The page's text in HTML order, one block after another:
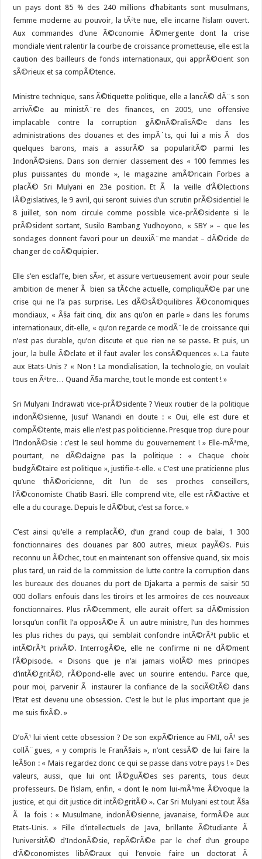
un pays dont 85 % des 240 millions d’habitants sont musulmans,
femme moderne au pouvoir, la tÃªte nue, elle incarne l’islam ouvert.
Aux commandes d’une Ã©conomie Ã©mergente dont la crise
mondiale vient ralentir la courbe de croissance prometteuse, elle est la
caution des bailleurs de fonds internationaux, qui apprÃ©cient son
sÃ©rieux et sa compÃ©tence.
Ministre technique, sans Ã©tiquette politique, elle a lancÃ© dÃ¨s son
arrivÃ©e au ministÃ¨re des finances, en 2005, une offensive
implacable contre la corruption gÃ©nÃ©ralisÃ©e dans les
administrations des douanes et des impÃ´ts, qui lui a mis Ã dos
quelques barons, mais a assurÃ© sa popularitÃ© parmi les
IndonÃ©siens. Dans son dernier classement des « 100 femmes les
plus puissantes du monde », le magazine amÃ©ricain Forbes a
placÃ© Sri Mulyani en 23e position. Et Ã la veille d’Ã©lections
lÃ©gislatives, le 9 avril, qui seront suivies d’un scrutin prÃ©sidentiel le
8 juillet, son nom circule comme possible vice-prÃ©sidente si le
prÃ©sident sortant, Susilo Bambang Yudhoyono, « SBY » – que les
sondages donnent favori pour un deuxiÃ¨me mandat – dÃ©cide de
changer de coÃ©quipier.
Elle s’en esclaffe, bien sÃ»r, et assure vertueusement avoir pour seule
ambition de mener Ã bien sa tÃ¢che actuelle, compliquÃ©e par une
crise qui ne l’a pas surprise. Les dÃ©sÃ©quilibres Ã©conomiques
mondiaux, « Ã§a fait cinq, dix ans qu’on en parle » dans les forums
internationaux, dit-elle, « qu’on regarde ce modÃ¨le de croissance qui
n’est pas durable, qu’on discute et que rien ne se passe. Et puis, un
jour, la bulle Ã©clate et il faut avaler les consÃ©quences ». La faute
aux Etats-Unis ? « Non ! La mondialisation, la technologie, on voulait
tous en Ãªtre… Quand Ã§a marche, tout le monde est content ! »
SriMulyani Indrawati vice-prÃ©sidente ? Vieux routier de la politique
indonÃ©sienne, Jusuf Wanandi en doute : « Oui, elle est dure et
compÃ©tente, mais elle n’est pas politicienne. Presque trop dure pour
l’IndonÃ©sie : c’est le seul homme du gouvernement ! » Elle-mÃªme,
pourtant, ne dÃ©daigne pas la politique : « Chaque choix
budgÃ©taire est politique », justifie-t-elle. « C’est une praticienne plus
qu’une thÃ©oricienne, dit l’un de ses proches conseillers,
l’Ã©conomiste Chatib Basri. Elle comprend vite, elle est rÃ©active et
elle a du courage. Depuis le dÃ©but, c’est sa force. »
C’est ainsi qu’elle a remplacÃ©, d’un grand coup de balai, 1 300
fonctionnaires des douanes par 800 autres, mieux payÃ©s. Puis
reconnu un Ã©chec, tout en maintenant son offensive quand, six mois
plus tard, un raid de la commission de lutte contre la corruption dans
les bureaux des douanes du port de Djakarta a permis de saisir 50
000 dollars enfouis dans les tiroirs et les armoires de ces nouveaux
fonctionnaires. Plus rÃ©cemment, elle aurait offert sa dÃ©mission
lorsqu’un conflit l’a opposÃ©e Ã un autre ministre, l’un des hommes
les plus riches du pays, qui semblait confondre intÃ©rÃªt public et
intÃ©rÃªt privÃ©. InterrogÃ©e, elle ne confirme ni ne dÃ©ment
l’Ã©pisode. « Disons que je n’ai jamais violÃ© mes principes
d’intÃ©gritÃ©, rÃ©pond-elle avec un sourire entendu. Parce que,
pour moi, parvenir Ã instaurer la confiance de la sociÃ©tÃ© dans
l’Etat est devenu une obsession. C’est le but le plus important que je
me suis fixÃ©. »
D’oÃ¹ lui vient cette obsession ? De son expÃ©rience au FMI, oÃ¹ ses
collÃ¨gues, « y compris le FranÃ§ais », n’ont cessÃ© de lui faire la
leÃ§on : « Mais regardez donc ce qui se passe dans votre pays ! » Des
valeurs, aussi, que lui ont lÃ©guÃ©es ses parents, tous deux
professeurs. De l’islam, enfin, « dont le nom lui-mÃªme Ã©voque la
justice, et qui dit justice dit intÃ©gritÃ© ». Car Sri Mulyani est tout Ã§a
Ã la fois : « Musulmane, indonÃ©sienne, javanaise, formÃ©e aux
Etats-Unis. » Fille d’intellectuels de Java, brillante Ã©tudiante Ã
l’universitÃ© d’IndonÃ©sie, repÃ©rÃ©e par le chef d’un groupe
d’Ã©conomistes libÃ©raux qui l’envoie faire un doctorat Ã